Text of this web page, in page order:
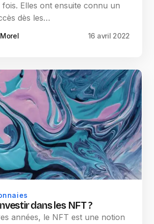
fois. Elles ont ensuite connu un
dès les…
16 avril 2022
dans les NFT ?
années, le NFT est une notion